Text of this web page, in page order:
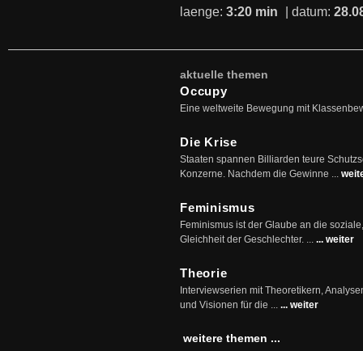
laenge: 3:20 min | datum:
aktuelle themen
Occupy
Eine weltweite Bewegung mit
Die Krise
Staaten spannen Billiarden teure
Konzerne. Nachdem die Gewinne ...
Feminismus
Feminismus ist der Glaube an die
Gleichheit der Geschlechter. ... ... weiter
Theorie
Interviewserien mit Theoretikern,
und Visionen für die ... ... weiter
weitere themen ...